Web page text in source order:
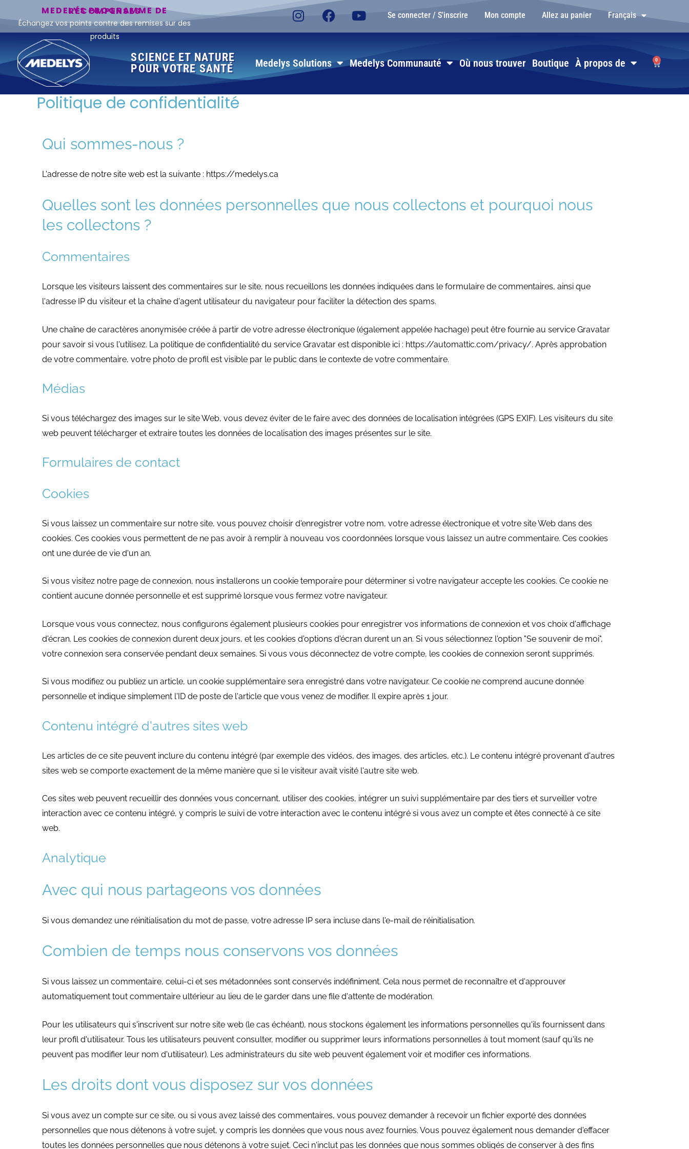
MEDELYS PROGRAMME DE RÉCOMPENSES
Échangez vos points contre des remises sur des
produits
Se connecter / S'inscrire Mon compte Allez au panier Français
SCIENCE ET NATURE
POUR VOTRE SANTÉ
Medelys Solutions Medelys Communauté Où nous trouver Boutique À propos de 0
Politique de confidentialité
Qui sommes-nous ?
L'adresse de notre site web est la suivante : https://medelys.ca
Quelles sont les données personnelles que nous collectons et pourquoi nous
les collectons ?
Commentaires
Lorsque les visiteurs laissent des commentaires sur le site, nous recueillons les données indiquées dans le formulaire de commentaires, ainsi que
l'adresse IP du visiteur et la chaîne d'agent utilisateur du navigateur pour faciliter la détection des spams.
Une chaîne de caractères anonymisée créée à partir de votre adresse électronique (également appelée hachage) peut être fournie au service Gravatar
pour savoir si vous l'utilisez. La politique de confidentialité du service Gravatar est disponible ici : https://automattic.com/privacy/. Après approbation
de votre commentaire, votre photo de profil est visible par le public dans le contexte de votre commentaire.
Médias
Si vous téléchargez des images sur le site Web, vous devez éviter de le faire avec des données de localisation intégrées (GPS EXIF). Les visiteurs du site
web peuvent télécharger et extraire toutes les données de localisation des images présentes sur le site.
Formulaires de contact
Cookies
Si vous laissez un commentaire sur notre site, vous pouvez choisir d'enregistrer votre nom, votre adresse électronique et votre site Web dans des
cookies. Ces cookies vous permettent de ne pas avoir à remplir à nouveau vos coordonnées lorsque vous laissez un autre commentaire. Ces cookies
ont une durée de vie d'un an.
Si vous visitez notre page de connexion, nous installerons un cookie temporaire pour déterminer si votre navigateur accepte les cookies. Ce cookie ne
contient aucune donnée personnelle et est supprimé lorsque vous fermez votre navigateur.
Lorsque vous vous connectez, nous configurons également plusieurs cookies pour enregistrer vos informations de connexion et vos choix d'affichage
d'écran. Les cookies de connexion durent deux jours, et les cookies d'options d'écran durent un an. Si vous sélectionnez l'option "Se souvenir de moi",
votre connexion sera conservée pendant deux semaines. Si vous vous déconnectez de votre compte, les cookies de connexion seront supprimés.
Si vous modifiez ou publiez un article, un cookie supplémentaire sera enregistré dans votre navigateur. Ce cookie ne comprend aucune donnée
personnelle et indique simplement l'ID de poste de l'article que vous venez de modifier. Il expire après 1 jour.
Contenu intégré d'autres sites web
Les articles de ce site peuvent inclure du contenu intégré (par exemple des vidéos, des images, des articles, etc.). Le contenu intégré provenant d'autres
sites web se comporte exactement de la même manière que si le visiteur avait visité l'autre site web.
Ces sites web peuvent recueillir des données vous concernant, utiliser des cookies, intégrer un suivi supplémentaire par des tiers et surveiller votre
interaction avec ce contenu intégré, y compris le suivi de votre interaction avec le contenu intégré si vous avez un compte et êtes connecté à ce site
web.
Analytique
Avec qui nous partageons vos données
Si vous demandez une réinitialisation du mot de passe, votre adresse IP sera incluse dans l'e-mail de réinitialisation.
Combien de temps nous conservons vos données
Si vous laissez un commentaire, celui-ci et ses métadonnées sont conservés indéfiniment. Cela nous permet de reconnaître et d'approuver
automatiquement tout commentaire ultérieur au lieu de le garder dans une file d'attente de modération.
Pour les utilisateurs qui s'inscrivent sur notre site web (le cas échéant), nous stockons également les informations personnelles qu'ils fournissent dans
leur profil d'utilisateur. Tous les utilisateurs peuvent consulter, modifier ou supprimer leurs informations personnelles à tout moment (sauf qu'ils ne
peuvent pas modifier leur nom d'utilisateur). Les administrateurs du site web peuvent également voir et modifier ces informations.
Les droits dont vous disposez sur vos données
Si vous avez un compte sur ce site, ou si vous avez laissé des commentaires, vous pouvez demander à recevoir un fichier exporté des données
personnelles que nous détenons à votre sujet, y compris les données que vous nous avez fournies. Vous pouvez également nous demander d'effacer
toutes les données personnelles que nous détenons à votre sujet. Ceci n'inclut pas les données que nous sommes obligés de conserver à des fins